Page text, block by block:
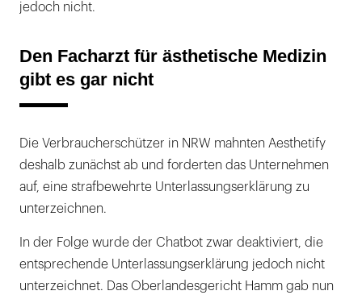
jedoch nicht.
Den Facharzt für ästhetische Medizin
gibt es gar nicht
Die Verbraucherschützer in NRW mahnten Aesthetify
deshalb zunächst ab und forderten das Unternehmen
auf, eine strafbewehrte Unterlassungserklärung zu
unterzeichnen.
In der Folge wurde der Chatbot zwar deaktiviert, die
entsprechende Unterlassungserklärung jedoch nicht
unterzeichnet. Das Oberlandesgericht Hamm gab nun